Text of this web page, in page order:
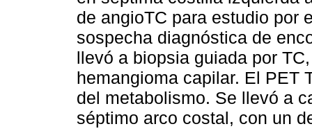
de angioTC para estudio por
sospecha diagnóstica de
llevó a biopsia guiada por
hemangioma capilar. El PET
del metabolismo. Se llevó a
séptimo arco costal, con un